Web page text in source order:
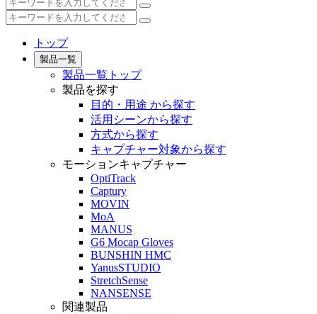
トップ
製品一覧
製品一覧トップ
製品を探す
目的・用途 から探す
活用シーンから探す
方式から探す
キャプチャー対象から探す
モーションキャプチャー
OptiTrack
Captury
MOVIN
MoA
MANUS
G6 Mocap Gloves
BUNSHIN HMC
YanusSTUDIO
StretchSense
NANSENSE
関連製品